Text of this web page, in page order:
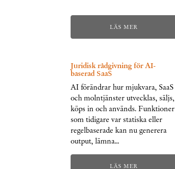
LÄS MER
Juridisk rådgivning för AI-
baserad SaaS
AI förändrar hur mjukvara, SaaS
och molntjänster utvecklas, säljs,
köps in och används. Funktioner
som tidigare var statiska eller
regelbaserade kan nu generera
output, lämna…
LÄS MER